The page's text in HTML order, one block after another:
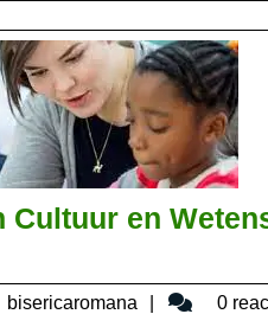
Cultuur en
bisericaromana 0